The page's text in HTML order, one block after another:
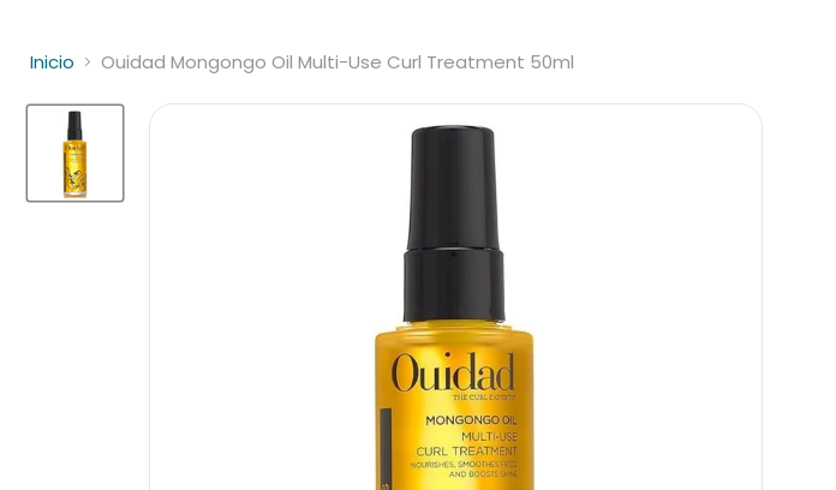
Inicio Ouidad Mongongo Oil Multi-Use Curl Treatment 50ml